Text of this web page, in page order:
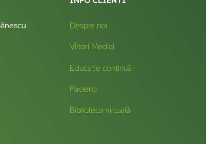
Despre noi
Viitori Medici
Educație continuă
Pacienți
Biblioteca virtuală